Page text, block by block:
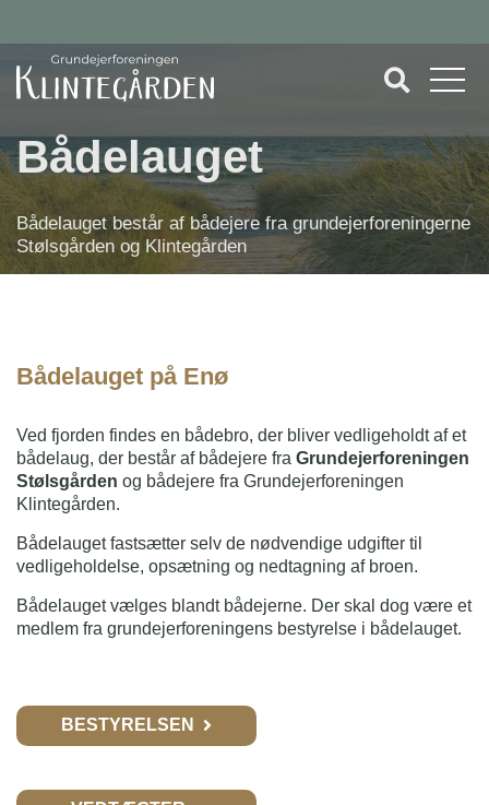
Bådelauget
Bådelauget består af bådejere fra grundejerforeningerne
Stølsgården og Klintegården
Bådelauget på Enø
Ved fjorden findes en bådebro, der bliver vedligeholdt af et
bådelaug, der består af bådejere fra Grundejerforeningen
Stølsgården og bådejere fra Grundejerforeningen
Klintegården.
Bådelauget fastsætter selv de nødvendige udgifter til
vedligeholdelse, opsætning og nedtagning af broen.
Bådelauget vælges blandt bådejerne. Der skal dog være et
medlem fra grundejerforeningens bestyrelse i bådelauget.
BESTYRELSEN